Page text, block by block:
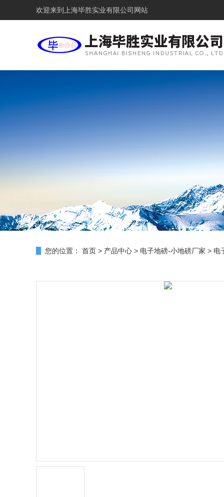
欢迎来到 上海毕胜实业有限公司网站
您的位置： 首页 > 产品中心 > 电子地磅-小地磅厂家 > 电